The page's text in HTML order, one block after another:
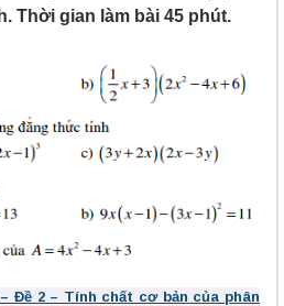
Thời gian làm bài 45 phút.
Đề 2 – Tính chất cơ bản của phân